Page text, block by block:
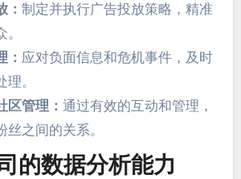
： 制定并执行广告投放策略，精准
： 应对负面信息和危机事件，及时
。
区管理： 通过有效的互动和管理，
之间的关系。
的数据分析能力